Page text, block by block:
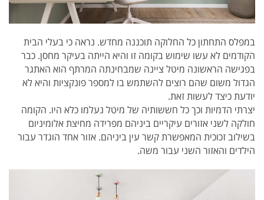
במפלס התחתון כל החלוקה תוכננה מחדש. נראה כי בעלי הבית
הקודמים לא עשו שימוש בקומה זו והיא הייתה בעיקר מחסן. כבר
בפגישה הראשונה מיטל ציינה שמבחינתה המרתף הוא האתגר
הגדול משום שהם רוצים להשתמש בו למספר פונקציות והיא לא
יודעת כיצד לעשות זאת.
יצרתי הדמיות וכך כל חששותיה של מיטל נעלמו כלא היו. הקומה
חולקה לשני אזורים עיקריים ביניהם מפרידה מחיצת אלומיניום
בשילוב זכוכית המאפשרת קשר עין ביניהם. אזור אחד הוגדר עבור
הילדים והאזור השני עבור משה.